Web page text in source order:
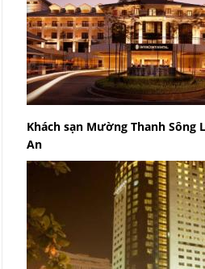
Khách sạn Mường Thanh Sông
An